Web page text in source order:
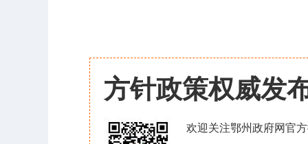
方针政策权威发
欢迎关注鄂州政府网官